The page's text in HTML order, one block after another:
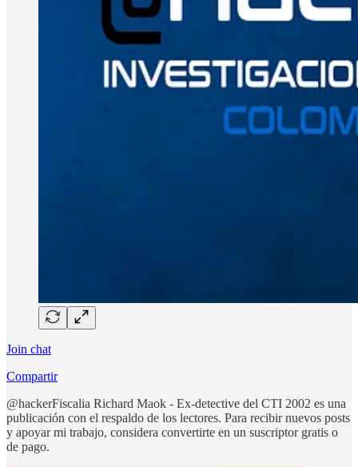
Join chat
Compartir
@hackerFiscalia Richard Maok - Ex-detective del CTI 2002 es una
publicación con el respaldo de los lectores. Para recibir nuevos posts
y apoyar mi trabajo, considera convertirte en un suscriptor gratis o
de pago.